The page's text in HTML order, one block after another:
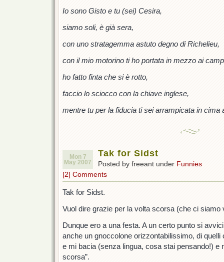
Io sono Gisto e tu (sei) Cesira,
siamo soli, è già sera,
con uno stratagemma astuto degno di Richelieu,
con il mio motorino ti ho portata in mezzo ai
ho fatto finta che si è rotto,
faccio lo sciocco con la chiave inglese,
mentre tu per la fiducia ti sei arrampicata in cima
Mon 7
May 2007
Tak for Sidst
Posted by freeant under Funnies
[2] Comments
Tak for Sidst.
Vuol dire grazie per la volta scorsa (che ci siamo
Dunque ero a una festa. A un certo punto si
anche un gnoccolone orizzontabilissimo, di
e mi bacia (senza lingua, cosa stai pensando!) e
scorsa”.